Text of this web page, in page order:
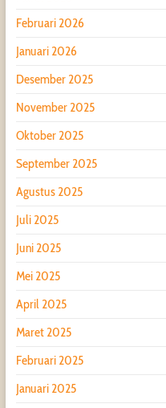
Februari 2026
Januari 2026
Desember 2025
November 2025
Oktober 2025
September 2025
Agustus 2025
Juli 2025
Juni 2025
Mei 2025
April 2025
Maret 2025
Februari 2025
Januari 2025